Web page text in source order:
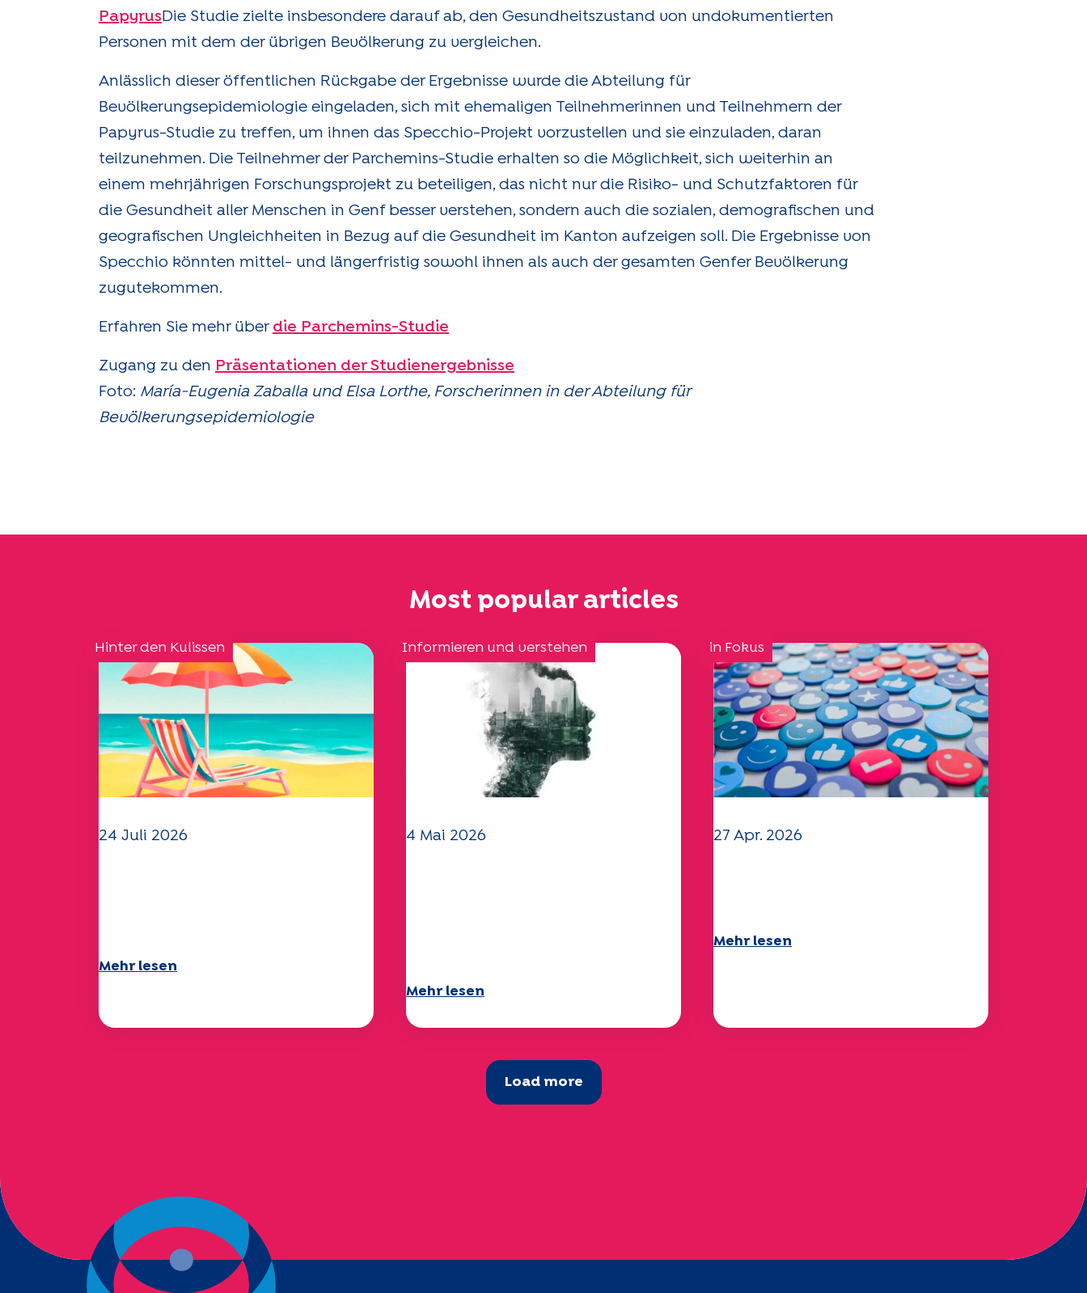
PapyrusDie Studie zielte insbesondere darauf ab, den Gesundheitszustand von undokumentierten
Personen mit dem der übrigen Bevölkerung zu vergleichen.
Anlässlich dieser öffentlichen Rückgabe der Ergebnisse wurde die Abteilung für
Bevölkerungsepidemiologie eingeladen, sich mit ehemaligen Teilnehmerinnen und Teilnehmern der
Papyrus-Studie zu treffen, um ihnen das Specchio-Projekt vorzustellen und sie einzuladen, daran
teilzunehmen. Die Teilnehmer der Parchemins-Studie erhalten so die Möglichkeit, sich weiterhin an
einem mehrjährigen Forschungsprojekt zu beteiligen, das nicht nur die Risiko- und Schutzfaktoren für
die Gesundheit aller Menschen in Genf besser verstehen, sondern auch die sozialen, demografischen und
geografischen Ungleichheiten in Bezug auf die Gesundheit im Kanton aufzeigen soll. Die Ergebnisse von
Specchio könnten mittel- und längerfristig sowohl ihnen als auch der gesamten Genfer Bevölkerung
zugutekommen.
Erfahren Sie mehr über die Parchemins-Studie
Zugang zu den Präsentationen der Studienergebnisse
Foto: María-Eugenia Zaballa und Elsa Lorthe, Forscherinnen in der Abteilung für
Bevölkerungsepidemiologie
Most popular articles
Hinter den Kulissen
24 Juli 2026
Mehr lesen
Informieren und verstehen
4 Mai 2026
Mehr lesen
in Fokus
27 Apr. 2026
Mehr lesen
Load more